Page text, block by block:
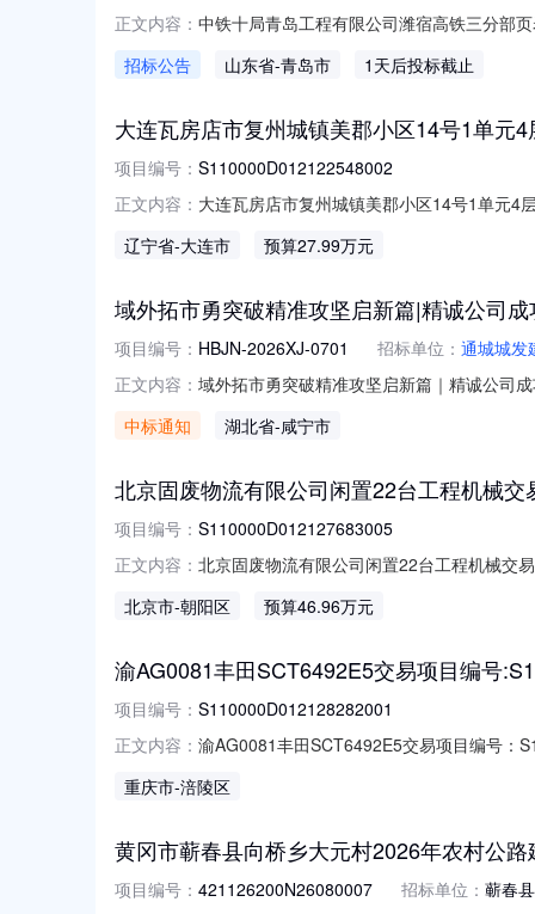
正文内容： 中铁十局青岛工程有限公司潍宿高铁三分部
18105351836其他说明详情见附件，随车
招标公告 山东省-青岛市 1天后投标截止
大连瓦房店市复州城镇美郡小区14号1单元
项目编号： S110000D012122548002
正文内容： 大连瓦房店市复州城镇美郡小区14号1单元4
估值：批准单位名称：挂牌价格：27.99万
辽宁省-大连市 预算27.99万元
域外拓市勇突破精准攻坚启新篇|精诚公司
项目编号： HBJN-2026XJ-0701 招标单位： 通城城发
正文内容： 域外拓市勇突破精准攻坚启新篇｜精诚公司
一名的成绩成功中标，域外市场拓展再度
中标通知 湖北省-咸宁市
北京固废物流有限公司闲置22台工程机械
项目编号： S110000D012127683005
正文内容： 北京固废物流有限公司闲置22台工程机械交
位名称：挂牌价格：46.95564万元评估基准
北京市-朝阳区 预算46.96万元
渝AG0081丰田SCT6492E5交易项目编号
项目编号： S110000D012128282001
正文内容： 渝AG0081丰田SCT6492E5交易项目编号：
牌信息披露的链接：https://otc.cbex.com/
重庆市-涪陵区
黄冈市蕲春县向桥乡大元村2026年农村公
项目编号： 421126200N26080007 招标单位： 蕲春